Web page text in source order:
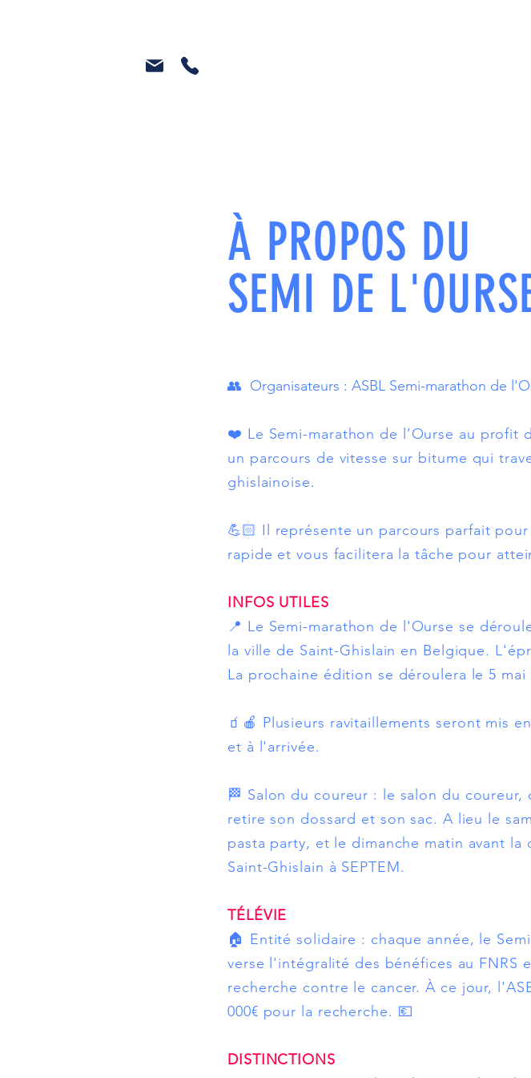
À PROPOS DU
SEMI DE
👥 Organisateurs : ASBL Semi-marathon de
❤️ Le Semi-marathon de l’Ourse au profit
un parcours de vitesse sur bitume qui
ghislainoise.
💪🏻 Il représente un parcours parfait
rapide et vous facilitera la tâche pour
INFOS UTILES
📍 Le Semi-marathon de l'Ourse se
la ville de Saint-Ghislain en Belgique.
La prochaine édition se déroulera le 5 mai
🧃🍎 Plusieurs ravitaillements seront mis
et à l'arrivée.
🏁 Salon du coureur : le salon du
retire son dossard et son sac. A lieu le
pasta party, et le dimanche matin avant la
Saint-Ghislain à SEPTEM.
TÉLÉVIE
🏠 Entité solidaire : chaque année, le
verse l'intégralité des bénéfices au FNRS
recherche contre le cancer. À ce jour,
000€ pour la recherche. 💶
DISTINCTIONS